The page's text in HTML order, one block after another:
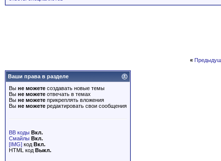
«
Ваши права в разделе
Вы не можете создавать новые темы
Вы не можете отвечать в темах
Вы не можете прикреплять вложения
Вы не можете редактировать свои сообщения
BB коды Вкл.
Смайлы Вкл.
[IMG] код Вкл.
HTML код Выкл.